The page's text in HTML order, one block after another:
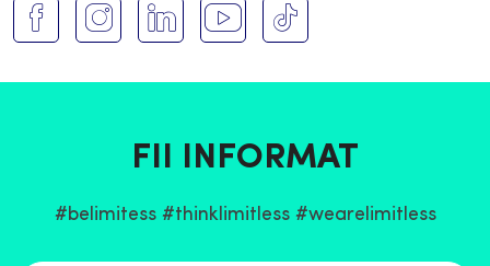
FII INFORMAT
#belimitess #thinklimitless #wearelimitless